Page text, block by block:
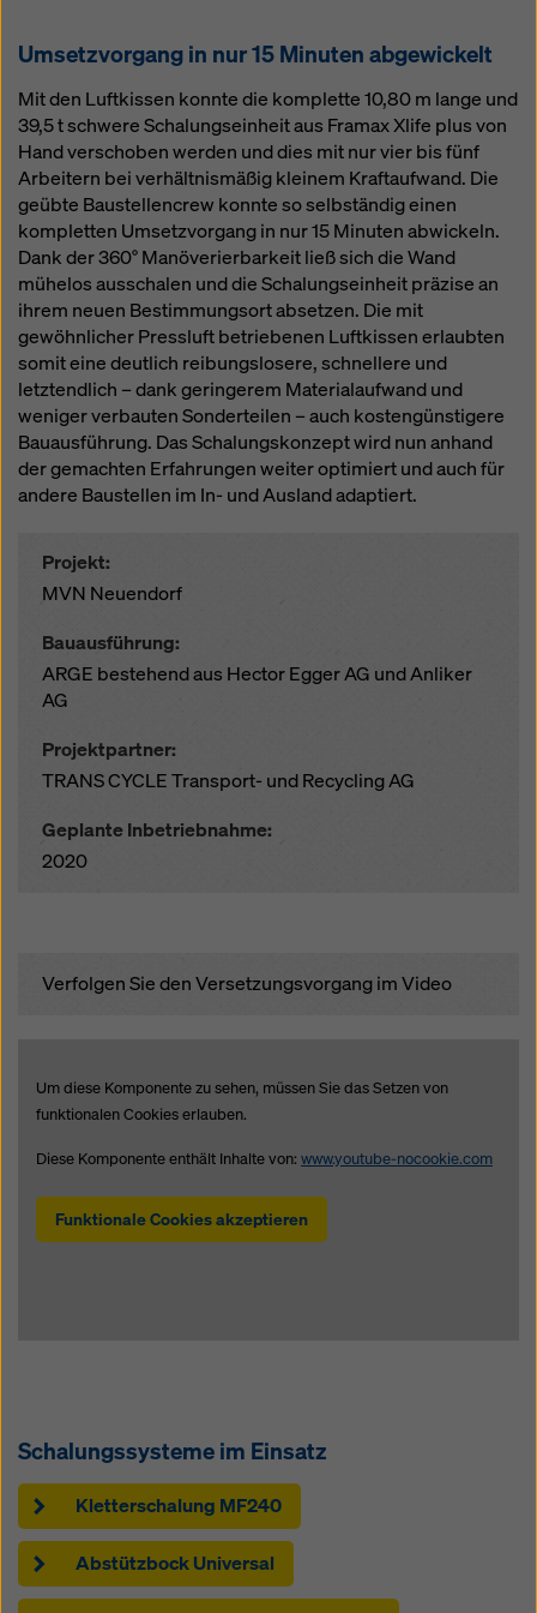
Umsetzvorgang in nur 15 Minuten abgewickelt
Mit den Luftkissen konnte die komplette 10,80 m lange und
39,5 t schwere Schalungseinheit aus Framax Xlife plus von
Hand verschoben werden und dies mit nur vier bis fünf
Arbeitern bei verhältnismäßig kleinem Kraftaufwand. Die
geübte Baustellencrew konnte so selbständig einen
kompletten Umsetzvorgang in nur 15 Minuten abwickeln.
Dank der 360° Manöverierbarkeit ließ sich die Wand
mühelos ausschalen und die Schalungseinheit präzise an
ihrem neuen Bestimmungsort absetzen. Die mit
gewöhnlicher Pressluft betriebenen Luftkissen erlaubten
somit eine deutlich reibungslosere, schnellere und
letztendlich – dank geringerem Materialaufwand und
weniger verbauten Sonderteilen – auch kostengünstigere
Bauausführung. Das Schalungskonzept wird nun anhand
der gemachten Erfahrungen weiter optimiert und auch für
andere Baustellen im In- und Ausland adaptiert.
Projekt:
MVN Neuendorf
Bauausführung:
ARGE bestehend aus Hector Egger AG und Anliker
AG
Projektpartner:
TRANS CYCLE Transport- und Recycling AG
Geplante Inbetriebnahme:
2020
Verfolgen Sie den Versetzungsvorgang im Video
Um diese Komponente zu sehen, müssen Sie das Setzen von
funktionalen Cookies erlauben.
Diese Komponente enthält Inhalte von: www.youtube-nocookie.com
Funktionale Cookies akzeptieren
Schalungssysteme im Einsatz
Kletterschalung MF240
Abstützbock Universal